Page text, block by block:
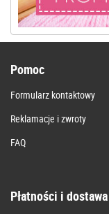
Pomoc
Formularz kontaktowy
Reklamacje i zwroty
FAQ
Płatności i dostawa